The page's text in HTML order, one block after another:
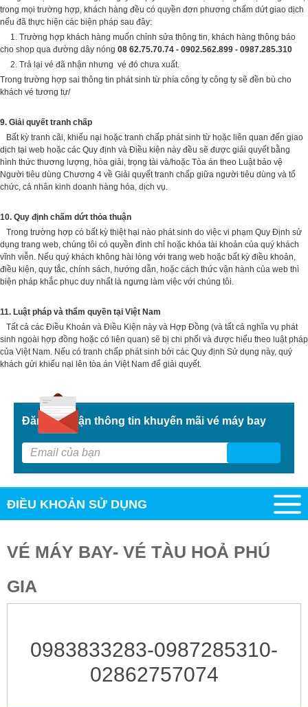
trong mọi trường hợp, khách hàng đều có quyền đơn phương chấm dứt giao dịch
nếu đã thực hiện các biện pháp sau đây:
1. Trường hợp khách hàng muốn chỉnh sửa thông tin, khách hàng thông báo
cho shop qua đường dây nóng 08 62.75.70.74 - 0902.562.899 - 0987.285.310
2. Trả lại vé đã nhận nhưng vé đó chưa xuất.
Trong trường hợp sai thông tin phát sinh từ phía công ty công ty sẽ đền bù cho
khách vé tương tự/
9. Giải quyết tranh chấp
Bất kỳ tranh cãi, khiếu nại hoặc tranh chấp phát sinh từ hoặc liên quan đến giao
dịch tại web hoặc các Quy định và Điều kiện này đều sẽ được giải quyết bằng
hình thức thương lượng, hòa giải, trọng tài và/hoặc Tòa án theo Luật bảo vệ
Người tiêu dùng Chương 4 về Giải quyết tranh chấp giữa người tiêu dùng và tổ
chức, cá nhân kinh doanh hàng hóa, dịch vụ.
10. Quy định chấm dứt thỏa thuận
Trong trường hợp có bất kỳ thiệt hại nào phát sinh do việc vi phạm Quy Định sử
dụng trang web, chúng tôi có quyền đình chỉ hoặc khóa tài khoản của quý khách
vĩnh viễn. Nếu quý khách không hài lòng với trang web hoặc bất kỳ điều khoản,
điều kiện, quy tắc, chính sách, hướng dẫn, hoặc cách thức vận hành của web thì
biện pháp khắc phục duy nhất là ngưng làm việc với chúng tôi.
11. Luật pháp và thẩm quyền tại Việt Nam
Tất cả các Điều Khoản và Điều Kiện này và Hợp Đồng (và tất cả nghĩa vụ phát
sinh ngoài hợp đồng hoặc có liên quan) sẽ bị chi phối và được hiểu theo luật pháp
của Việt Nam. Nếu có tranh chấp phát sinh bởi các Quy định Sử dụng này, quý
khách gửi khiếu nại lên tòa án Việt Nam để giải quyết.
Đăng kí nhận thông tin khuyến mãi vé máy bay
ĐIỀU KHOẢN SỬ DỤNG
VÉ MÁY BAY- VÉ TÀU HOẢ PHÚ
GIA
0983833283-0987285310-
02862757074